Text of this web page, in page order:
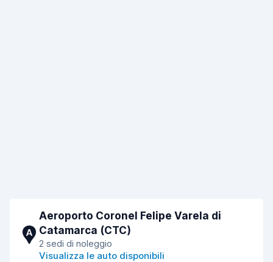
A
Aeroporto Coronel Felipe Varela di
Catamarca (CTC)
2 sedi di noleggio
Visualizza le auto disponibili